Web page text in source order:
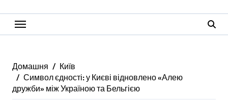
Домашня
Київ
Символ єдності: у Києві відновлено «Алею
дружби» між Україною та Бельгією